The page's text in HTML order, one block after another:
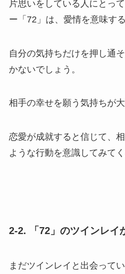
片思いをしている人にとっ
ー「72」は、愛情を意味す
自分の気持ちだけを押し通
かないでしょう。
相手の幸せを願う気持ちが大
恋愛が成就すると信じて、
ような行動を意識してみてく
2-2. 「72」のツインレイ
まだツインレイと出会って